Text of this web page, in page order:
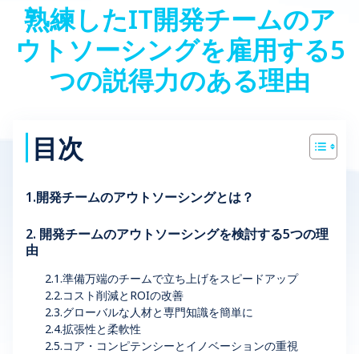
熟練したIT開発チームのア
ウトソーシングを雇用する5
つの説得力のある理由
目次
1.開発チームのアウトソーシングとは？
2. 開発チームのアウトソーシングを検討する5つの理
由
2.1.準備万端のチームで立ち上げをスピードアップ
2.2.コスト削減とROIの改善
2.3.グローバルな人材と専門知識を簡単に
2.4.拡張性と柔軟性
2.5.コア・コンピテンシーとイノベーションの重視